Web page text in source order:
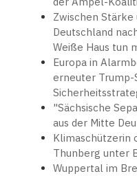
Zwischen Stärke
Deutschland
Weiße Haus tun
Europa in
erneuter Trump-
"Sächsische
aus der Mitte
Klimaschützerin
Thunberg unter
Wuppertal im